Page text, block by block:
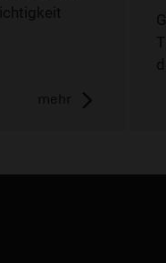
mehr